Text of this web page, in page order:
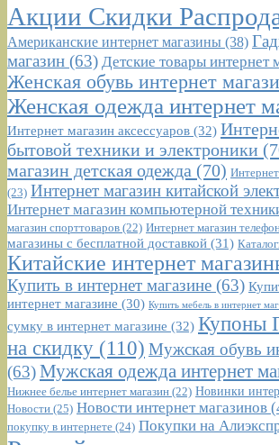
Акции Скидки
Американские интернет магазины (38)
магазин (63) Детские товары интернет
Женская обувь интернет
Женская одежда интернет
Интернет магазин аксессуаров (32)
бытовой техники и электроники
магазин детская одежда (70)
(23) Интернет магазин китайской
Интернет магазин компьютерной
магазин спорттоваров (22) Интернет магазин
магазины с бесплатной доставкой (31)
Китайские интернет
Купить в интернет магазине (63)
интернет магазине (30) Купить мебель в интернет
сумку в интернет магазине (32) Купоны
на скидку (110) Мужская обувь
(63)Мужская одежда интернет
Нижнее белье интернет магазин (22) Новинки
Новости (25) Новости интернет магазинов
покупку в интернете (24) Покупки на